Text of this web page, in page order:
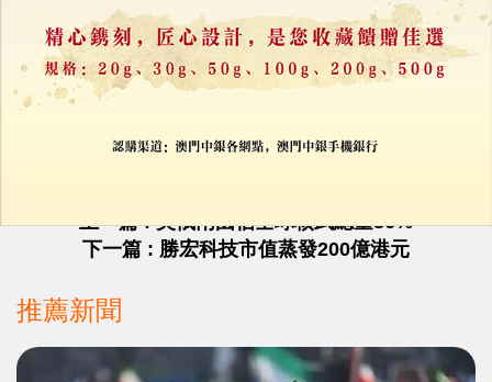
力報會員可享用評論功能
註冊 / 登錄
收藏
上一篇 : 美俄兩國佔全球核武總量86%
下一篇 : 勝宏科技市值蒸發200億港元
推薦新聞